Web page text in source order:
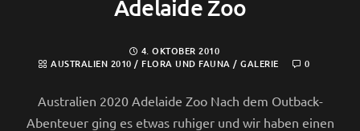
Adelaide Zoo
4. OKTOBER 2010
AUSTRALIEN 2010 / FLORA UND FAUNA /GALERIE 0
Australien 2020 Adelaide Zoo Nach dem Outback-
Abenteuer ging es etwas ruhiger und wir haben einen